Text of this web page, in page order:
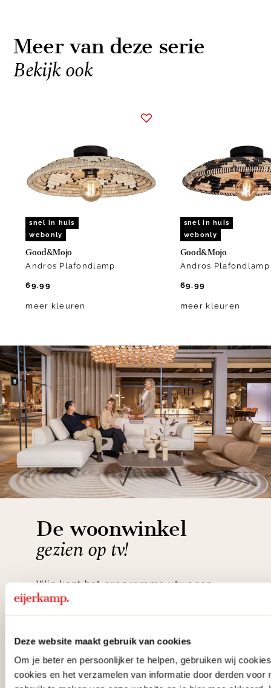
Deze website maakt gebruik van cookies
Om je beter en persoonlijker te helpen, gebruiken wij
cookies en het verzamelen van informatie door derden voor
Meer van deze serie
Bekijk ook
snel in huis
webonly
Good&Mojo
Andros Plafondlamp
69.99
meer kleuren
snel in huis
webonly
Good&Mojo
Andros Plafondlamp
69.99
meer kleuren
De woonwinkel
gezien op tv!
Wie kent het programma vtwonen
'Weer verliefd op je huis' niet? We
slaap- en designcollecties
samengesteld met de mooiste
klassiekers en de nieuwste ontwerpen